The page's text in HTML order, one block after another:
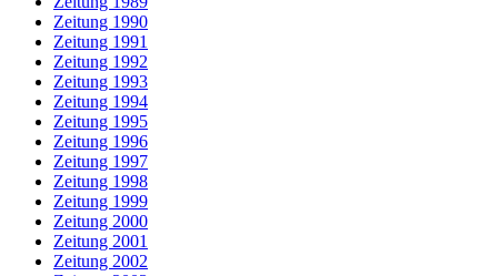
Zeitung 1990
Zeitung 1991
Zeitung 1992
Zeitung 1993
Zeitung 1994
Zeitung 1995
Zeitung 1996
Zeitung 1997
Zeitung 1998
Zeitung 1999
Zeitung 2000
Zeitung 2001
Zeitung 2002